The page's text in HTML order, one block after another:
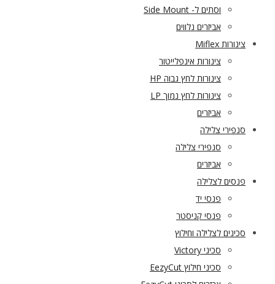
וסתים ל- Side Mount
אביזרים נלווים
צינורות Miflex
צינורות אינפלייטור
צינורות לחץ גבוה HP
צינורות לחץ נמוך LP
אביזרים
סנפירי צלילה
סנפירי צלילה
אביזרים
פנסים לצלילה
פנסי יד
פנסי קניסטר
סכינים לצלילה וחילוץ
סכיני Victory
סכיני חילוץ EezyCut